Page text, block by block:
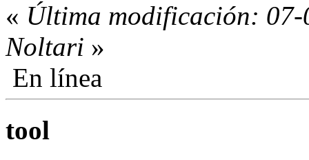
« Última modificación:
Noltari »
En línea
tool